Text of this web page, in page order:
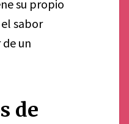
su propio
sabor
un
de